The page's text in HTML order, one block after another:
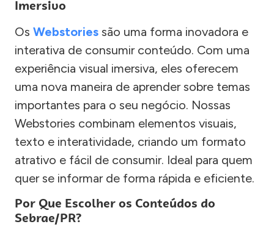
Imersivo
Os Webstories são uma forma inovadora e
interativa de consumir conteúdo. Com uma
experiência visual imersiva, eles oferecem
uma nova maneira de aprender sobre temas
importantes para o seu negócio. Nossas
Webstories combinam elementos visuais,
texto e interatividade, criando um formato
atrativo e fácil de consumir. Ideal para quem
quer se informar de forma rápida e eficiente.
Por Que Escolher os Conteúdos do
Sebrae/PR?